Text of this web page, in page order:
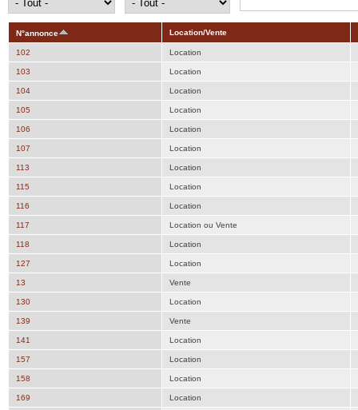
N°annonce Location/Vente
102 Location
103 Location
104 Location
105 Location
106 Location
107 Location
113 Location
115 Location
116 Location
117 Location ou Vente
118 Location
127 Location
13 Vente
130 Location
139 Vente
141 Location
157 Location
158 Location
169 Location